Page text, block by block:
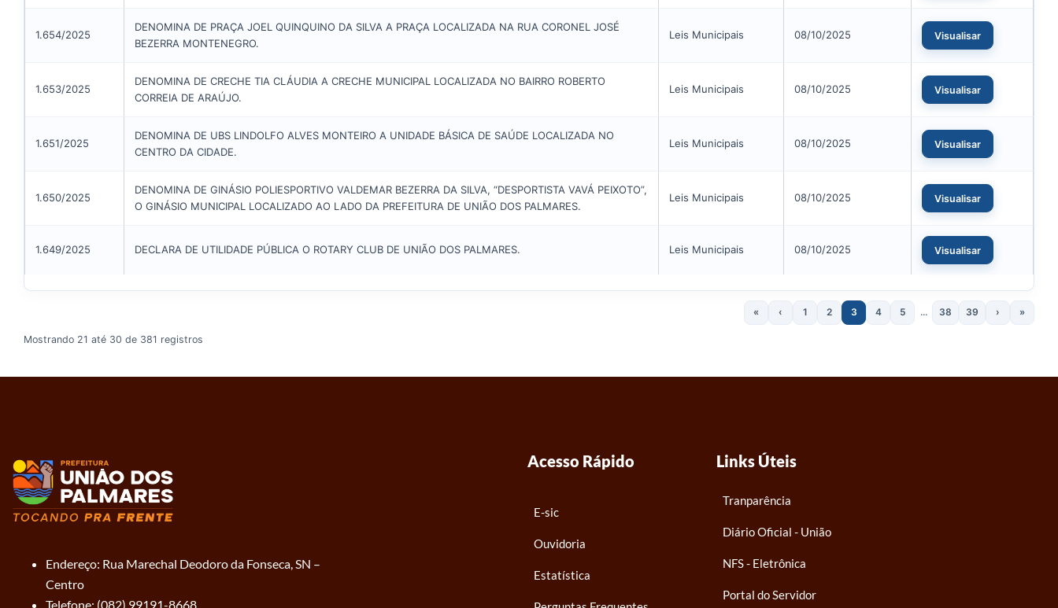
1.654/2025
DENOMINA DE PRAÇA JOEL QUINQUINO DA SILVA A PRAÇA LOCALIZADA NA RUA CORONEL JOSÉ
BEZERRA MONTENEGRO.
Leis Municipais 08/10/2025 Visualisar
1.653/2025
DENOMINA DE CRECHE TIA CLÁUDIA A CRECHE MUNICIPAL LOCALIZADA NO BAIRRO ROBERTO
CORREIA DE ARAÚJO.
Leis Municipais 08/10/2025 Visualisar
1.651/2025
DENOMINA DE UBS LINDOLFO ALVES MONTEIRO A UNIDADE BÁSICA DE SAÚDE LOCALIZADA NO
CENTRO DA CIDADE.
Leis Municipais 08/10/2025 Visualisar
1.650/2025
DENOMINA DE GINÁSIO POLIESPORTIVO VALDEMAR BEZERRA DA SILVA, “DESPORTISTA VAVÁ PEIXOTO”,
O GINÁSIO MUNICIPAL LOCALIZADO AO LADO DA PREFEITURA DE UNIÃO DOS PALMARES.
Leis Municipais 08/10/2025 Visualisar
1.649/2025 DECLARA DE UTILIDADE PÚBLICA O ROTARY CLUB DE UNIÃO DOS PALMARES. Leis Municipais 08/10/2025 Visualisar
« ‹ 1 2 3 4 5 ... 38 39 › »
Mostrando 21 até 30 de 381 registros
Endereço: Rua Marechal Deodoro da Fonseca, SN –
Centro
Telefone: (082) 99191-8668
Acesso Rápido
E-sic
Ouvidoria
Estatística
Links Úteis
Tranparência
Diário Oficial - União
NFS - Eletrônica
Portal do Servidor